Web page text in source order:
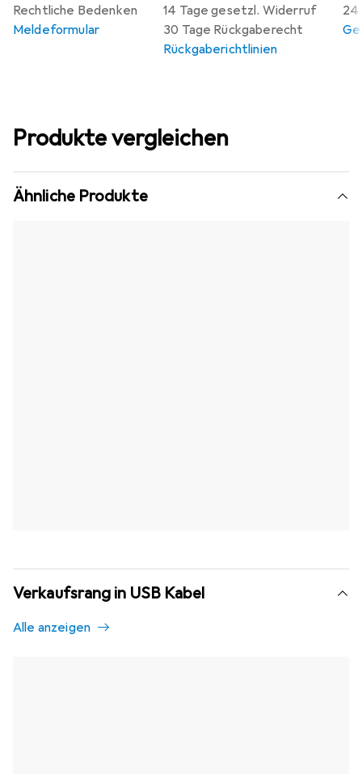
14 Tage gesetzl. Widerruf
30 Tage Rückgaberecht
Rückgaberichtlinien
24
Rechtliche Bedenken
Meldeformular
Produkte vergleichen
Ähnliche Produkte
Verkaufsrang in USB Kabel
Alle anzeigen